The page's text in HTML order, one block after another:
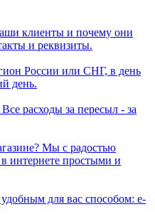
клиенты и почему они
и реквизиты.
России или СНГ, в день
день.
расходы за пересыл - за
Мы с радостью
интернете простыми и
для вас способом: e-